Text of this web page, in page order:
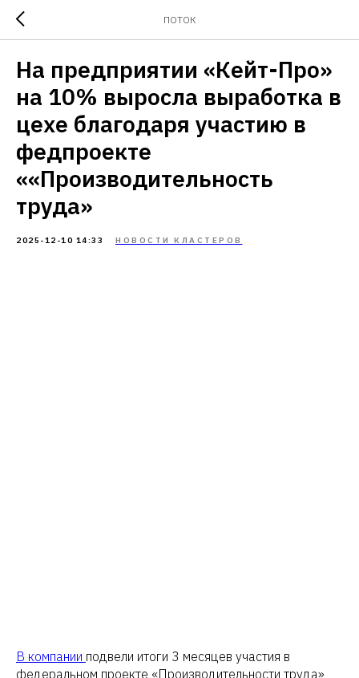
ПОТОК
На предприятии «Кейт-Про»
на 10% выросла выработка в
цехе благодаря участию в
федпроекте
««Производительность
труда»
2025-12-10 14:33 НОВОСТИ КЛАСТЕРОВ
В компании подвели итоги 3 месяцев участия в
федеральном проекте «Производительности труда»